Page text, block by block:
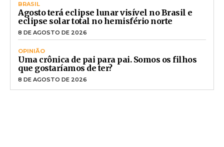
BRASIL
Agosto terá eclipse lunar visível no Brasil e
eclipse solar total no hemisfério norte
8 DE AGOSTO DE 2026
OPINIÃO
Uma crônica de pai para pai. Somos os filhos
que gostaríamos de ter?
8 DE AGOSTO DE 2026